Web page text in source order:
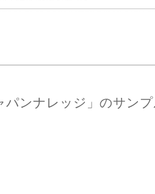
パンナレッジ」のサン